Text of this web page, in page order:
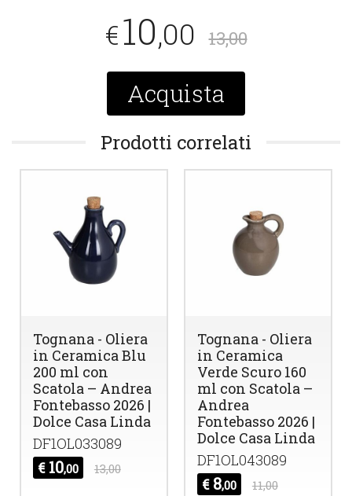
€10,00 13,00
Acquista
Prodotti correlati
Tognana - Oliera
in Ceramica Blu
200 ml con
Scatola – Andrea
Fontebasso 2026 |
Dolce Casa Linda
DF1OL033089
€ 10,00 13,00
Tognana - Oliera
in Ceramica
Verde Scuro 160
ml con Scatola –
Andrea
Fontebasso 2026 |
Dolce Casa Linda
DF1OL043089
€ 8,00 11,00